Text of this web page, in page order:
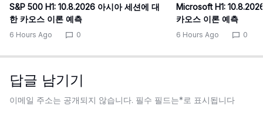
S&P 500 H1: 10.8.2026 아시아 세션에 대
한 카오스 이론 예측
6 Hours Ago 0
Microsoft H1:
카오스 이론 예측
6 Hours Ago 0
답글 남기기
이메일 주소는 공개되지 않습니다. 필수 필드는*로 표시됩니다